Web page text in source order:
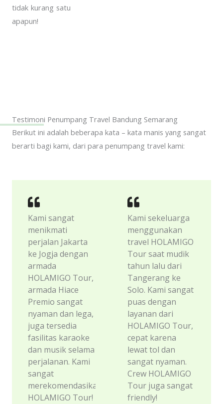
tidak kurang satu
apapun!
Testimoni Penumpang Travel Bandung Semarang
Berikut ini adalah beberapa kata – kata manis yang sangat
berarti bagi kami, dari para penumpang travel kami:
Kami sangat
menikmati
perjalan Jakarta
ke Jogja dengan
armada
HOLAMIGO Tour,
armada Hiace
Premio sangat
nyaman dan lega,
juga tersedia
fasilitas karaoke
dan musik selama
perjalanan. Kami
sangat
merekomendasikan
HOLAMIGO Tour!
Kami sekeluarga
menggunakan
travel HOLAMIGO
Tour saat mudik
tahun lalu dari
Tangerang ke
Solo. Kami sangat
puas dengan
layanan dari
HOLAMIGO Tour,
cepat karena
lewat tol dan
sangat nyaman.
Crew HOLAMIGO
Tour juga sangat
friendly!